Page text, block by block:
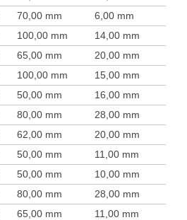
70,00 mm 6,00 mm
100,00 mm 14,00 mm
65,00 mm 20,00 mm
100,00 mm 15,00 mm
50,00 mm 16,00 mm
80,00 mm 28,00 mm
62,00 mm 20,00 mm
50,00 mm 11,00 mm
50,00 mm 10,00 mm
80,00 mm 28,00 mm
65,00 mm 11,00 mm